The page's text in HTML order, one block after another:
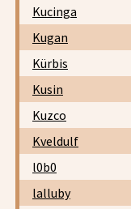
Kucinga
Kugan
Kürbis
Kusin
Kuzco
Kveldulf
l0b0
lalluby